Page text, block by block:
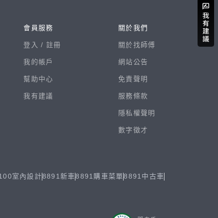
會員服務
登入 / 註冊
我的帳戶
幫助中心
我有建議
關於我們
關於找師傅
網站公告
免責聲明
服務條款
隱私權聲明
數字徵才
室內設計8891新車8891購車菜單8891中古車